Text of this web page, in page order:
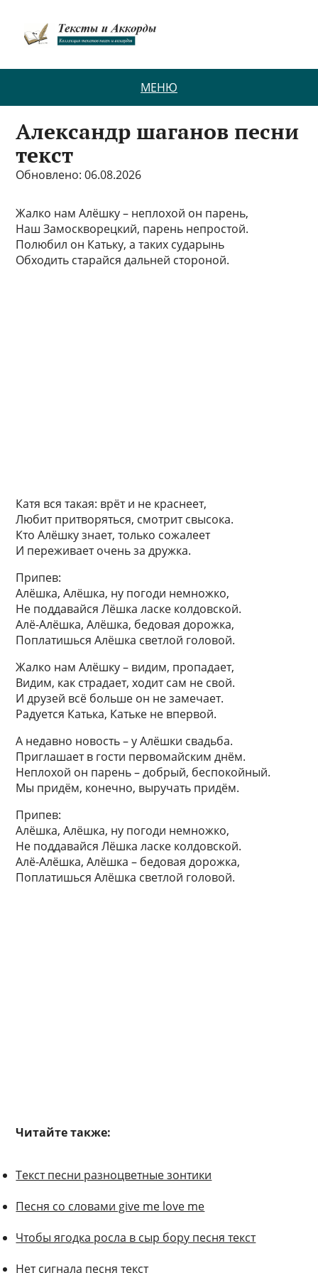
МЕНЮ
Александр шаганов песни
текст
Обновлено: 06.08.2026
Жалко нам Алёшку – неплохой он парень,
Наш Замоскворецкий, парень непростой.
Полюбил он Катьку, а таких сударынь
Обходить старайся дальней стороной.
Катя вся такая: врёт и не краснеет,
Любит притворяться, смотрит свысока.
Кто Алёшку знает, только сожалеет
И переживает очень за дружка.
Припев:
Алёшка, Алёшка, ну погоди немножко,
Не поддавайся Лёшка ласке колдовской.
Алё-Алёшка, Алёшка, бедовая дорожка,
Поплатишься Алёшка светлой головой.
Жалко нам Алёшку – видим, пропадает,
Видим, как страдает, ходит сам не свой.
И друзей всё больше он не замечает.
Радуется Катька, Катьке не впервой.
А недавно новость – у Алёшки свадьба.
Приглашает в гости первомайским днём.
Неплохой он парень – добрый, беспокойный.
Мы придём, конечно, выручать придём.
Припев:
Алёшка, Алёшка, ну погоди немножко,
Не поддавайся Лёшка ласке колдовской.
Алё-Алёшка, Алёшка – бедовая дорожка,
Поплатишься Алёшка светлой головой.
Читайте также:
Текст песни разноцветные зонтики
Песня со словами give me love me
Чтобы ягодка росла в сыр бору песня текст
Нет сигнала песня текст